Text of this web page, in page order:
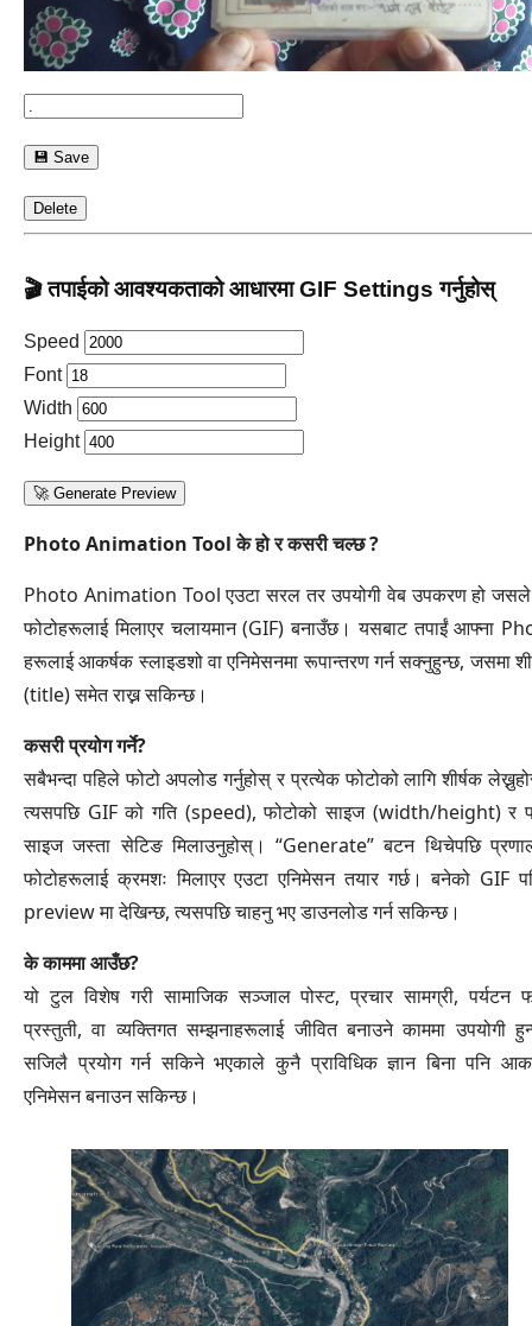
💾 Save
Delete
🎬 तपाईको आवश्यकताको आधारमा GIF Settings गर्नुहोस्
Speed
Font
Width
Height
🚀 Generate Preview
Photo Animation Tool के हो र कसरी चल्छ ?
Photo Animation Tool एउटा सरल तर उपयोगी वेब उपकरण हो
फोटोहरूलाई मिलाएर चलायमान (GIF) बनाउँछ। यसबाट तपाईं आफ्ना
हरूलाई आकर्षक स्लाइडशो वा एनिमेसनमा रूपान्तरण गर्न सक्नुहुन्छ, जसमा
(title) समेत राख्न सकिन्छ।
कसरी प्रयोग गर्ने?
सबैभन्दा पहिले फोटो अपलोड गर्नुहोस् र प्रत्येक फोटोको लागि शीर्षक
त्यसपछि GIF को गति (speed), फोटोको साइज (width/height) र
साइज जस्ता सेटिङ मिलाउनुहोस्। “Generate” बटन थिचेपछि
फोटोहरूलाई क्रमशः मिलाएर एउटा एनिमेसन तयार गर्छ। बनेको GIF
preview मा देखिन्छ, त्यसपछि चाहनु भए डाउनलोड गर्न सकिन्छ।
के काममा आउँछ?
यो टुल विशेष गरी सामाजिक सञ्जाल पोस्ट, प्रचार सामग्री, पर्यटन
प्रस्तुती, वा व्यक्तिगत सम्झनाहरूलाई जीवित बनाउने काममा उपयोगी
सजिलै प्रयोग गर्न सकिने भएकाले कुनै प्राविधिक ज्ञान बिना पनि
एनिमेसन बनाउन सकिन्छ।